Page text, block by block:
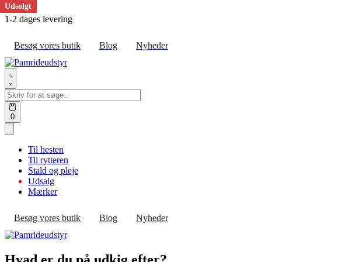
Skip
to
1-2 dages levering
Besøg vores butik Blog Nyheder
Search
for:
0Open
cart
Til hesten
Til rytteren
Stald og pleje
Udsalg
Mærker
Besøg vores butik Blog Nyheder
Udsolgt